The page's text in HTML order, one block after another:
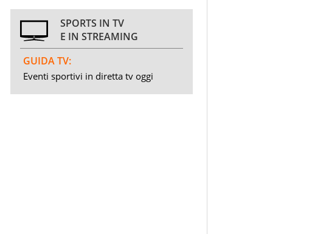
SPORTS IN TV
E IN STREAMING
GUIDA TV:
Eventi sportivi in diretta tv oggi